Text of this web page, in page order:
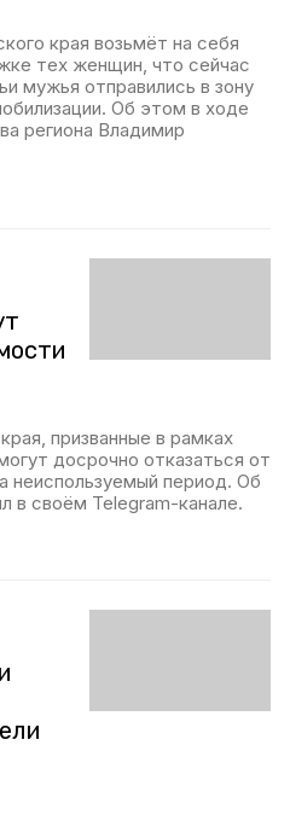
края возьмёт на себя
тех женщин, что сейчас
мужья отправились в зону
Об этом в ходе
региона Владимир
призванные в рамках
досрочно отказаться от
неиспользуемый период. Об
в своём Telegram-канале.